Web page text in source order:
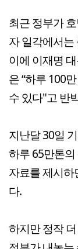
최근 정부가
자 일각에서는
이에 이재명
은“하루 100
수 있다"고 반
지난달 30일
하루 65만톤
자료를 제시하
다.
하지만정작